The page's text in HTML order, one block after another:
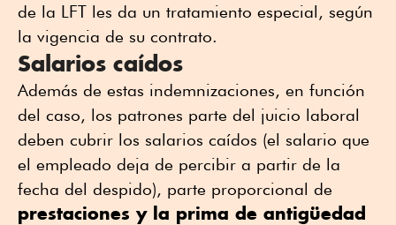
de la LFT les da un tratamiento especial, según
la vigencia de su contrato.
Salarios caídos
Además de estas indemnizaciones, en función
del caso, los patrones parte del juicio laboral
deben cubrir los salarios caídos (el salario que
el empleado deja de percibir a partir de la
fecha del despido), parte proporcional de
prestaciones y la prima de antigüedad